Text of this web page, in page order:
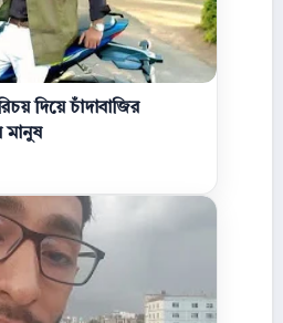
দিয়ে চাঁদাবাজির
মানুষ